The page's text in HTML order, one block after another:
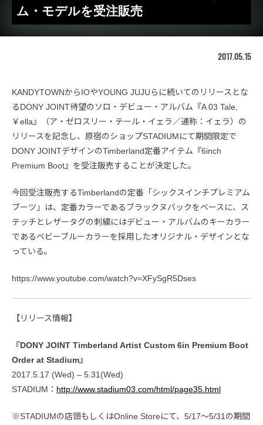
ム・モデルを受注販売
2017.05.15
KANDYTOWNからIOやYOUNG JUJUらに続いてのリリースとな
るDONY JOINT待望のソロ・デビュー・アルバム『A 03 Tale,
￥ella』（ア・ゼロスリー・テール・イェラ／通称：イェラ）の
リリースを記念し、原宿のショップSTADIUMにて期間限定で
DONY JOINTデザインのTimberland定番アイテム『6inch
Premium Boot』を受注販売することが決定した。
今回受注販売するTimberlandの定番「シックスインチプレミアム
ブーツ」は、定番カラーであるブラックヌバックをベースに、ス
テッチとレザータグの刺繍にはデビュー・アルバムのキーカラー
であるベビーブルーカラーを採用したオリジナル・デザインとな
っている。
https://www.youtube.com/watch?v=XFySgR5Dses
【リリース情報】
『DONY JOINT Timberland Artist Custom 6in Premium Boot
Order at Stadium』
2017.5.17 (Wed) – 5.31(Wed)
STADIUM： http://www.stadium03.com/html/page35.html
※STADIUMの店頭もしくはOnline Storeにて、5/17〜5/31の期間